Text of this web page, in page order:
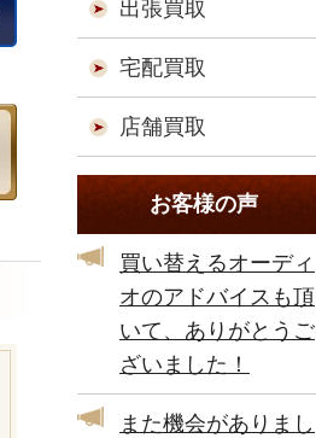
出張買取
宅配買取
店舗買取
お客様の声
買い替えるオーディ
オのアドバイスも頂
いて、ありがとうご
ざいました！
また機会がありまし